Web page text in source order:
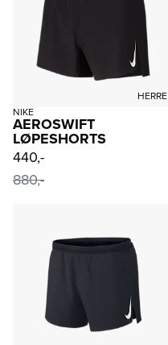
HERRE
NIKE
AEROSWIFT
LØPESHORTS
440,-
880,-